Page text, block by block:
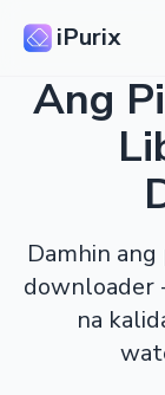
iPurix
Ang
Damhin ang
downloader
na